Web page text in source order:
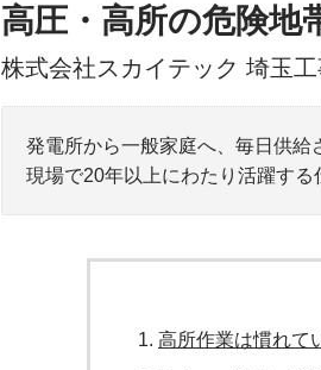
高圧・高所の危険地
株式会社スカイテック 埼玉
発電所から一般家庭へ、毎日供
現場で20年以上にわたり活躍する
高所作業は慣れて